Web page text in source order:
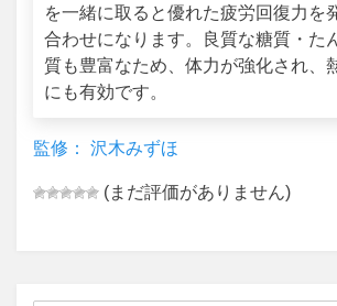
を一緒に取ると優れた疲労回復力を
合わせになります。良質な糖質・た
質も豊富なため、体力が強化され、
にも有効です。
監修： 沢木みずほ
(まだ評価がありません)